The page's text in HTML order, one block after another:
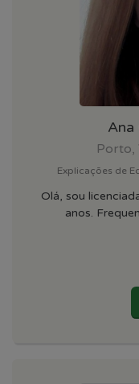
Ana
Porto,
Explicações de
Olá, sou
anos.